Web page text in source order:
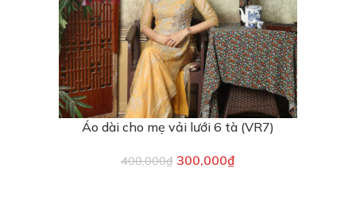
Áo dài cho mẹ vải lưới 6 tà (VR7)
400,000₫ 300,000₫